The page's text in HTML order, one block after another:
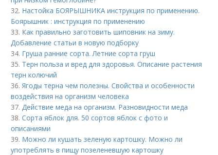
32. Настойка БОЯРЫШНИКА инструкция по применению.
Боярышник : инструкция по применению
33. Как правильно заготовить шиповник на зиму.
Добавление статьи в новую подборку
34. Груша ранние сорта. Летние сорта груш
35. Терн польза и вред для здоровья. Описание растения
терн колючий
36.Ягоды терна чем полезны. Свойства и особенности
воздействия на организм человека
37.Действие меда на организм. Разновидности меда
38.Сорта яблок для. 50 сортов яблок с фото и
описаниями
39. Можно ли кушать зеленую картошку. Можно ли
употреблять в пищу позеленевшую картошку